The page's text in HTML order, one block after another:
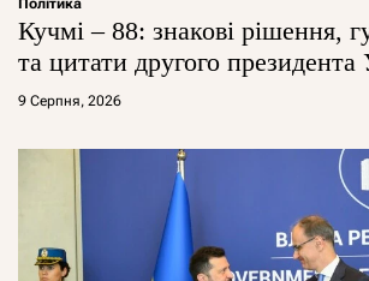
Політика
Кучмі – 88: знакові рішення,
та цитати другого президента
9 Серпня, 2026